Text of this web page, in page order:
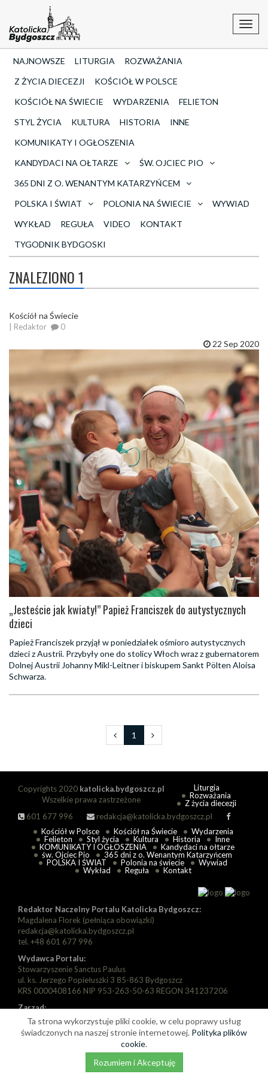
NAJNOWSZE LITURGIA
ROZWAŻANIA
Z ŻYCIA DIECEZJI
KOŚCIÓŁ W POLSCE
KOŚCIÓŁ NA ŚWIECIE
WYDARZENIA
FELIETON
STYL ŻYCIA
KULTURA HISTORIA
INNE
KOMUNIKATY I OGŁOSZENIA
KANDYDACI NA OŁTARZE
ŚW. OJCIEC PIO
365 DNI Z O. WENANTYM KATARZYŃCEM
POLSKA I ŚWIAT
POLONIA NA ŚWIECIE
WYWIAD
WYKŁAD
REGUŁA VIDEO
KONTAKT
TYGODNIK BYDGOSKI
ZNALEZIONO 1
Kościół na Świecie
| Redaktor 0
22 Sep 2020
„Jesteście jak kwiaty!” Papież Franciszek do autystycznych
dzieci
Papież Franciszek przyjął w poniedziałek ośmioro autystycznych
dzieci z Austrii. Przybyły one do stolicy Włoch wraz z gubernatorem
Dolnej Austrii Johanny Mikl-Leitner i biskupem Sankt Pölten Aloisa
Schwarza.
1
Copyrights 2020 katolicka.bydgoszcz.pl
Wszelkie prawa zastrzeżone
601 677 996
redakcja@katolicka.bydgoszcz.pl
Liturgia
Rozważania
Z życia diecezji
Kościół w Polsce Kościół na Świecie
Wydarzenia
Felieton
Styl życia Kultura Historia
Inne
KOMUNIKATY I OGŁOSZENIA
Kandydaci na ołtarze
św. Ojciec Pio
365 dni z o. Wenantym Katarzyńcem
POLSKA I ŚWIAT
Polonia na świecie
Wywiad
Wykład
Reguła Kontakt
Redaktor Naczelny Portalu Katolicka Bydgoszcz:
Magdalena Florek (pełniąca obowiązki)
redakcja@katolicka.bydgoszcz.pl
tel. +48 601 677 996
Wydawca Portalu:
Stowarzyszenie Sanctus Paulus
ul. ks. Jerzego Popiełuszki 3 85-863 Bydgoszcz
KRS 0000408166 NIP 953-263-50-63 REGON 341237206
Zarząd:
Prezes: Piotr Florek
Wiceprezes: Paweł Szarapka
Wiceprezes: Michał Jędryka
Ta strona wykorzystuje pliki cookie, w celu poprawy usług
świadczonych na naszej stronie internetowej. Polityka plików
cookie.
Rozumiem i Akceptuję